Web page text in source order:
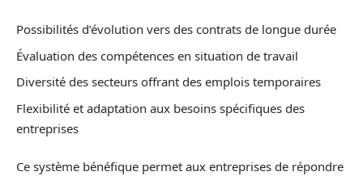
Possibilités d’évolution vers des contrats de longue durée
Évaluation des compétences en situation de travail
Diversité des secteurs offrant des emplois temporaires
Flexibilité et adaptation aux besoins spécifiques des
entreprises
Ce système bénéfique permet aux entreprises de répondre